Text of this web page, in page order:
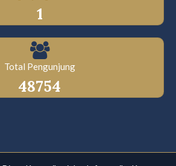
1
Total Pengunjung
48754